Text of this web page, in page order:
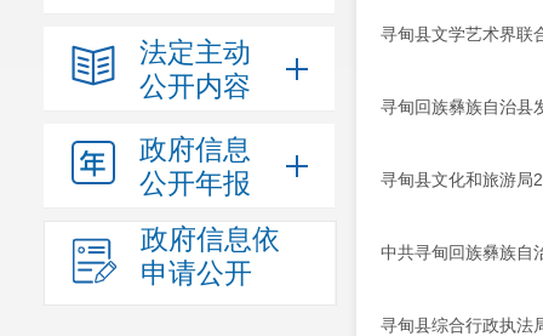
法定主动
公开内容
政府信息
公开年报
政府信息依
申请公开
寻甸县文学艺术界联
寻甸回族彝族自治县
寻甸县文化和旅游局
中共寻甸回族彝族自
寻甸县综合行政执法